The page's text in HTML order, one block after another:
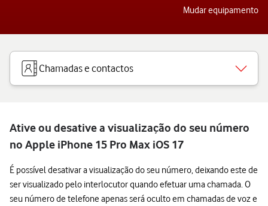
Mudar equipamento
Chamadas e contactos
Ative ou desative a visualização do seu número
no Apple iPhone 15 Pro Max iOS 17
É possível desativar a visualização do seu número, deixando este de
ser visualizado pelo interlocutor quando efetuar uma chamada. O
seu número de telefone apenas será oculto em chamadas de voz e